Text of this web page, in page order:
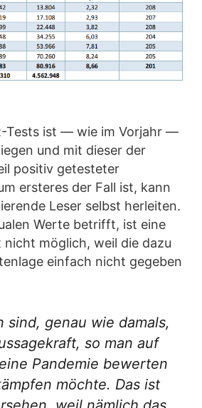
Tests ist — wie im Vorjahr —
und mit dieser der
positiv getesteter
ersteres der Fall ist, kann
Leser selbst herleiten.
Werte betrifft, ist eine
nicht möglich, weil die dazu
einfach nicht gegeben
sind, genau wie damals,
so man auf
Pandemie bewerten
möchte. Das ist